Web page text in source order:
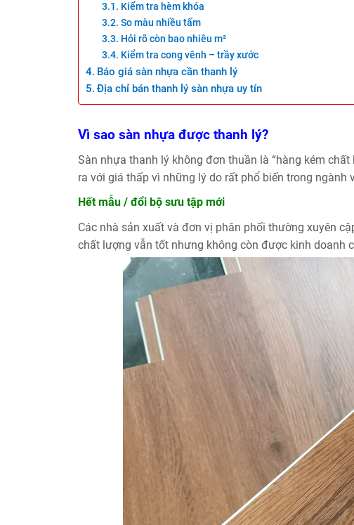
Kiểm tra hèm khóa
So màu nhiều tấm
Hỏi rõ còn bao nhiêu m²
Kiểm tra cong vênh – trầy xước
Báo giá sàn nhựa cần thanh lý
Địa chỉ bán thanh lý sàn nhựa uy tín
Vì sao sàn nhựa được thanh lý?
Sàn nhựa thanh lý không đơn thuần là “hàng kém
ra với giá thấp vì những lý do rất phổ biến trong ngành
Hết mẫu / đổi bộ sưu tập mới
Các nhà sản xuất và đơn vị phân phối thường xuyên
chất lượng vẫn tốt nhưng không còn được kinh doanh